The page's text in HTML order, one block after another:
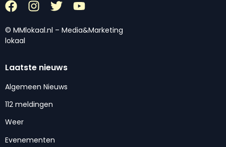
© MMlokaal.nl – Media&Marketing
lokaal
Laatste nieuws
Algemeen Nieuws
112 meldingen
Weer
Evenementen